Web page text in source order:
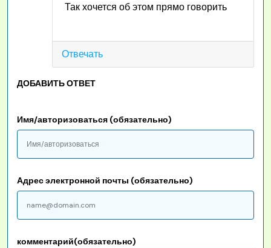
Так хочется об этом прямо говорить
Отвечать
ДОБАВИТЬ ОТВЕТ
комментарий(обязательно)
Имя/авторизоваться (обязательно)
Адрес электронной почты (обязательно)